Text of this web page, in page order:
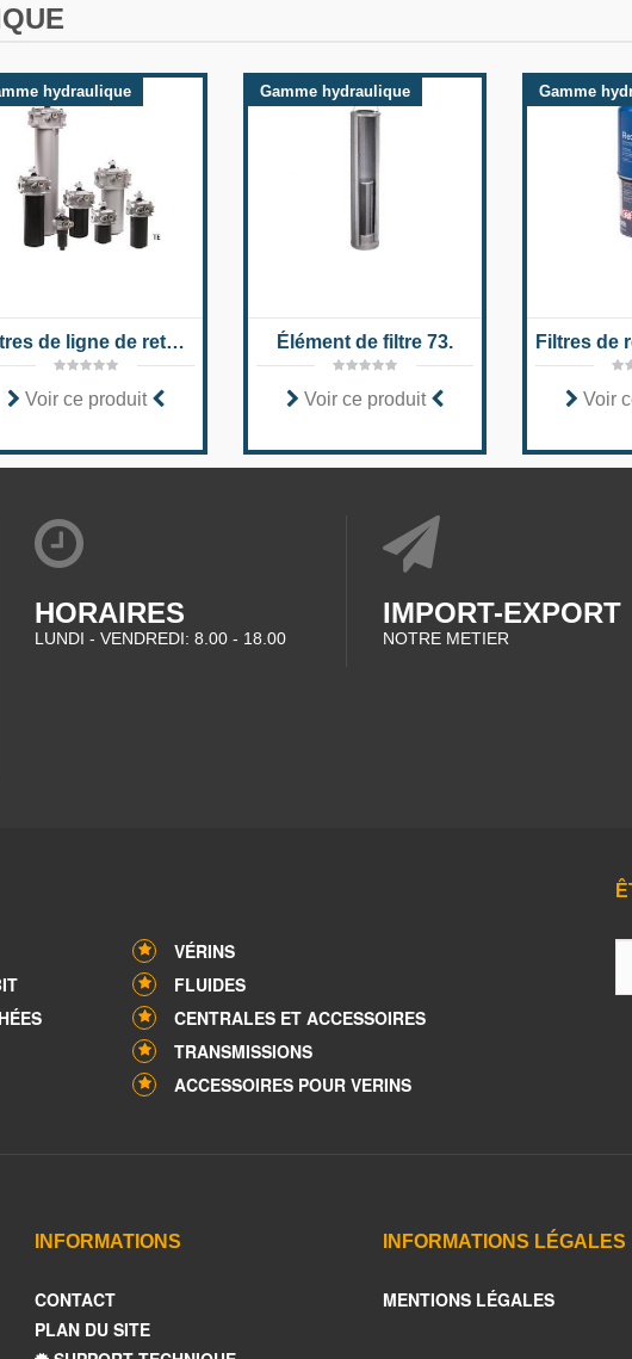
hydraulique
Filtres de ligne de retour montés sur réservoir 10 TE (N)
Voir ce produit
Gamme hydraulique
Élément de filtre 73.
Voir ce produit
Gamme
Voir
HORAIRES
LUNDI - VENDREDI: 8.00 - 18.00
IMPORT-EXPORT
NOTRE METIER
VÉRINS
FLUIDES
CENTRALES ET ACCESSOIRES
TRANSMISSIONS
ACCESSOIRES POUR VERINS
INFORMATIONS
CONTACT
PLAN DU SITE
INFORMATIONS LÉGALES
MENTIONS LÉGALES